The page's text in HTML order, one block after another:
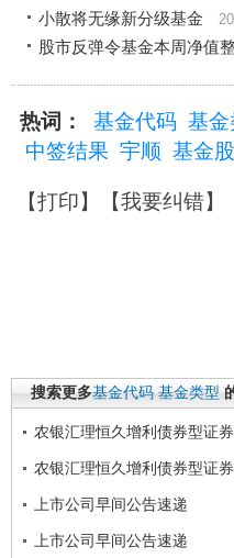
小散将无缘新分级基金
股市反弹令基金本周净值
热词： 基金代码 基金
中签结果 宇顺 基金
【打印】【我要纠错】
搜索更多基金代码 基金类型
农银汇理恒久增利债券型证
农银汇理恒久增利债券型证
上市公司早间公告速递
上市公司早间公告速递